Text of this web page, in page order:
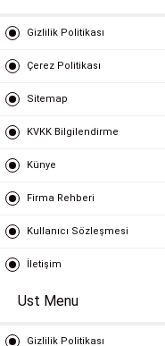
Gizlilik Politikası
Çerez Politikası
Sitemap
KVKK Bilgilendirme
Künye
Firma Rehberi
Kullanıcı Sözleşmesi
İletişim
Ust Menu
Gizlilik Politikası